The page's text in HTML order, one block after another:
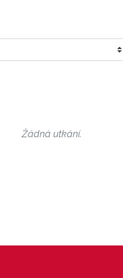
Žádná utkání.